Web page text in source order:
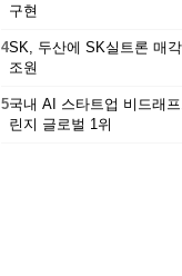
구현
4SK, 두산에 SK실트론 매
조원
5국내 AI 스타트업 비드래
린지 글로벌 1위